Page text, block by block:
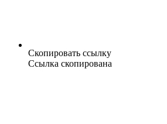
Скопировать ссылку
Ссылка скопирована